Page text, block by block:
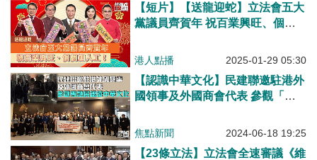
【短片】【送龍迎蛇】立法會五大
黨議員齊賀年 祝百業興旺、個個
港人點播 2025-01-29 05:30
【認識中華文化】民建聯邀駐港外
國領事及外國商會代表 參觀「天
專題展
焦點新聞 2024-06-18 19:25
【23條立法】立法會全速審議《維